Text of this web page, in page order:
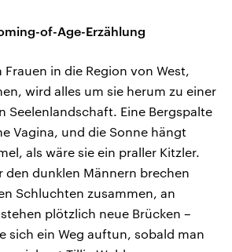
of-Age-Erzählung
in die Region von West,
wird alles um sie herum zu einer
Seelenlandschaft. Eine Bergspalte
Vagina, und die Sonne hängt
als wäre sie ein praller Kitzler.
den dunklen Männern brechen
Schluchten zusammen, an
plötzlich neue Brücken –
sich ein Weg auftun, sobald man